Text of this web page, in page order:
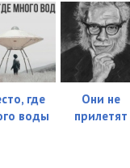
где
воды
Они не
прилетят